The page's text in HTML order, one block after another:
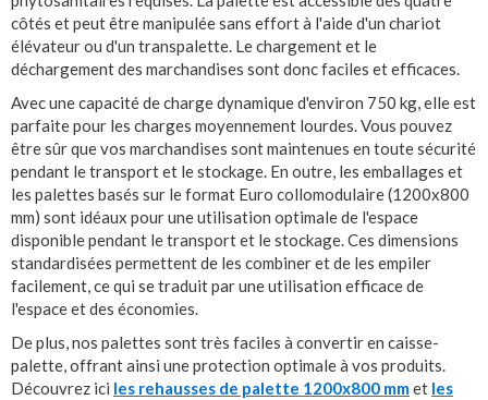
côtés et peut être manipulée sans effort à l'aide d'un chariot
élévateur ou d'un transpalette. Le chargement et le
déchargement des marchandises sont donc faciles et efficaces.
Avec une capacité de charge dynamique d'environ 750 kg, elle est
parfaite pour les charges moyennement lourdes. Vous pouvez
être sûr que vos marchandises sont maintenues en toute sécurité
pendant le transport et le stockage. En outre, les emballages et
les palettes basés sur le format Euro collomodulaire (1200x800
mm) sont idéaux pour une utilisation optimale de l'espace
disponible pendant le transport et le stockage. Ces dimensions
standardisées permettent de les combiner et de les empiler
facilement, ce qui se traduit par une utilisation efficace de
l'espace et des économies.
De plus, nos palettes sont très faciles à convertir en caisse-
palette, offrant ainsi une protection optimale à vos produits.
Découvrez ici les rehausses de palette 1200x800 mmet les